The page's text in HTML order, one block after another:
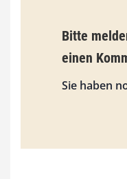
Bitte
einen
Sie haben